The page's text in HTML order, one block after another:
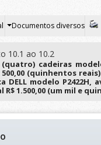
Documentos diversos
10.1 ao 10.2
(quatro) cadeiras
500,00 (quinhentos
DELL modelo P2422H,
R$ 1.500,00 (um mil e